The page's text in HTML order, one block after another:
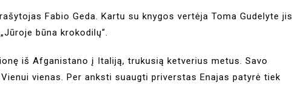
Fabio Geda. Kartu su knygos vertėja Toma Gudelyte jis
būna krokodilų“.
iš Afganistano į Italiją, trukusią ketverius metus. Savo
vienas. Per anksti suaugti priverstas Enajas patyrė tiek